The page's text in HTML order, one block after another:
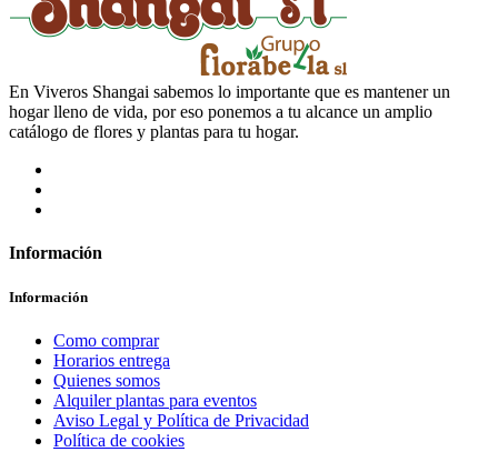
En Viveros Shangai sabemos lo importante que es mantener un
hogar lleno de vida, por eso ponemos a tu alcance un amplio
catálogo de flores y plantas para tu hogar.
Información
Información
Como comprar
Horarios entrega
Quienes somos
Alquiler plantas para eventos
Aviso Legal y Política de Privacidad
Política de cookies